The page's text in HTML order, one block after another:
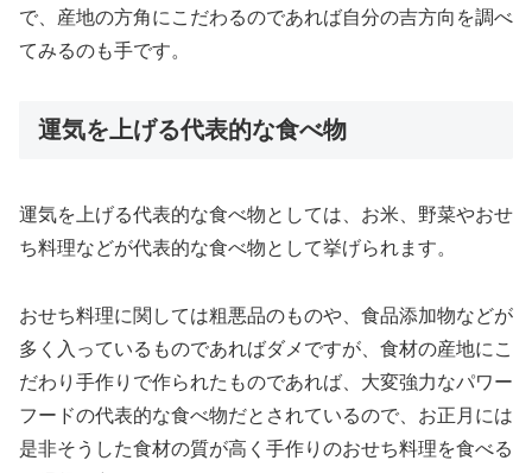
で、産地の方角にこだわるのであれば自分の吉方向を調べ
てみるのも手です。
運気を上げる代表的な食べ物
運気を上げる代表的な食べ物としては、 お米、野菜やおせ
ち料理などが代表的な食べ物として挙げられます。
おせち料理に関しては粗悪品のものや、食品添加物などが
多く入っているものであればダメですが、食材の産地にこ
だわり手作りで作られたものであれば、大変強力なパワー
フードの代表的な食べ物だとされているので、お正月には
是非そうした食材の質が高く手作りのおせち料理を食べる